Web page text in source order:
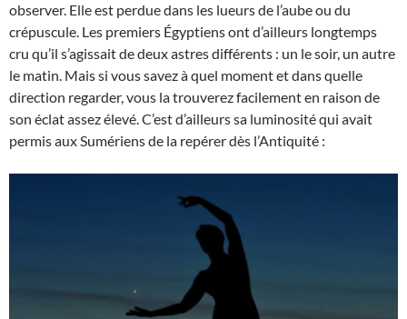
observer. Elle est perdue dans les lueurs de l’aube ou du
crépuscule. Les premiers Égyptiens ont d’ailleurs longtemps
cru qu’il s’agissait de deux astres différents : un le soir, un autre
le matin. Mais si vous savez à quel moment et dans quelle
direction regarder, vous la trouverez facilement en raison de
son éclat assez élevé. C’est d’ailleurs sa luminosité qui avait
permis aux Sumériens de la repérer dès l’Antiquité :